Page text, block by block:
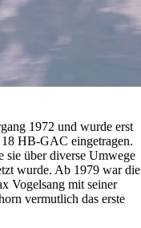
1972 und wurde erst
HB-GAC eingetragen.
sie über diverse Umwege
wurde. Ab 1979 war die
Vogelsang mit seiner
vermutlich das erste